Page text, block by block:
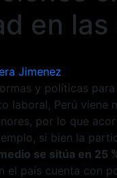
en
Jimenez
y políticas
laboral, Perú viene
por lo que
si bien la
se sitúa en 25
el país cuenta con